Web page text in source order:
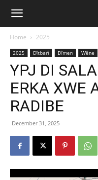
Home 2025
2025 Dîtbarî Dîmen Wêne
YPJ DI
ERKA XWE
RADIBE
December 31, 2025